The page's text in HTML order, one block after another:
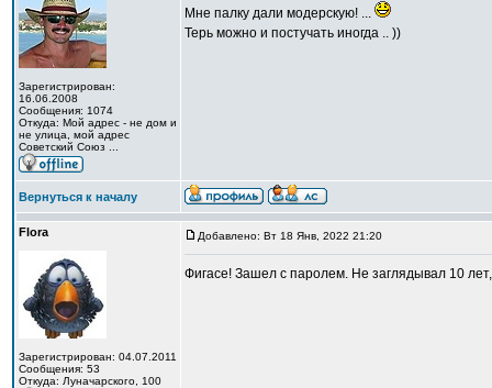
Зарегистрирован:
16.06.2008
Сообщения: 1074
Откуда: Мой адрес - не дом и
не улица, мой адрес
Советский Союз ...
Мне палку дали модерскую! ...
Терь можно и постучать иногда .. ))
Вернуться к началу
Flora
Зарегистрирован: 04.07.2011
Сообщения: 53
Откуда: Луначарского, 100
Добавлено: Вт 18 Янв, 2022 21:20
Фигасе! Зашел с паролем. Не заглядывал 10